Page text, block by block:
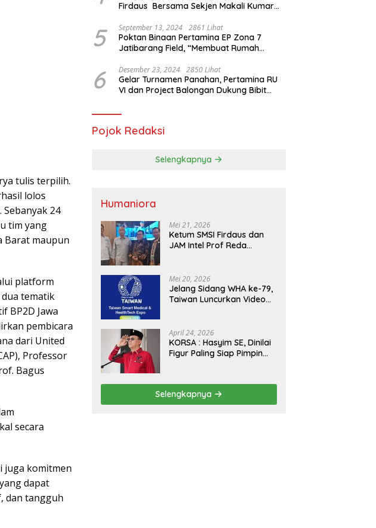
tulis terpilih.
lolos
Sebanyak 24
tim yang
Barat maupun
platform
tematik
BP2D Jawa
pembicara
dari United
Professor
Bagus
secara
juga komitmen
dapat
dan tangguh
Firdaus Bersama Sekjen Makali Kumar
Yusuf
5 September 13, 2024 2861 Lihat
Poktan Binaan Pertamina EP Zona 7
Jatibarang Field, “Membuat Rumah
Tikus
6 Desember 23, 2024 2850 Lihat
Gelar Turnamen Panahan, Pertamina RU
VI dan Project Balongan Dukung Bibit
Pojok Redaksi
Selengkapnya
Humaniora
Mei 21, 2026
Ketum SMSI Firdaus dan
JAM Intel Prof Reda
SMSI Sukseskan Jaga
Desa dan Jaga Dapur
MBG, Perkuat Pengawasan
Mei 20, 2026
Jelang Sidang WHA ke-79,
Taiwan Luncurkan Video
Inovasi Kesehatan Global
April 24, 2026
KORSA : Hasyim SE, Dinilai
Figur Paling Siap Pimpin
Selengkapnya